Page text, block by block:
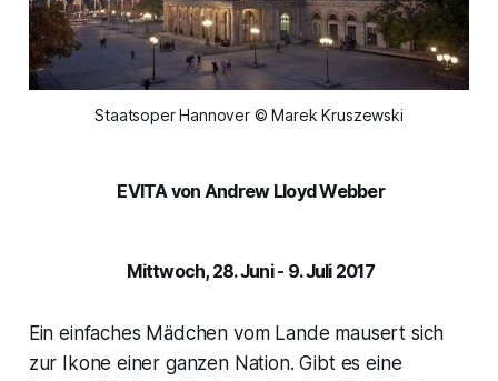
Staatsoper Hannover © Marek Kruszewski
EVITA von Andrew Lloyd Webber
Mittwoch, 28. Juni - 9. Juli 2017
Ein einfaches Mädchen vom Lande mausert sich
zur Ikone einer ganzen Nation. Gibt es eine